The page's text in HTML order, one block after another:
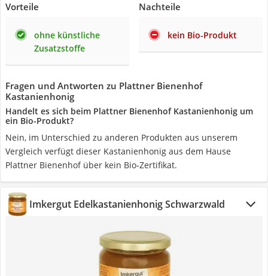
Vorteile
ohne künstliche
Zusatzstoffe
Nachteile
kein Bio-Produkt
Fragen und Antworten zu Plattner Bienenhof
Kastanienhonig
Handelt es sich beim Plattner Bienenhof Kastanienhonig um
ein Bio-Produkt?
Nein, im Unterschied zu anderen Produkten aus unserem
Vergleich verfügt dieser Kastanienhonig aus dem Hause
Plattner Bienenhof über kein Bio-Zertifikat.
Imkergut Edelkastanienhonig Schwarzwald